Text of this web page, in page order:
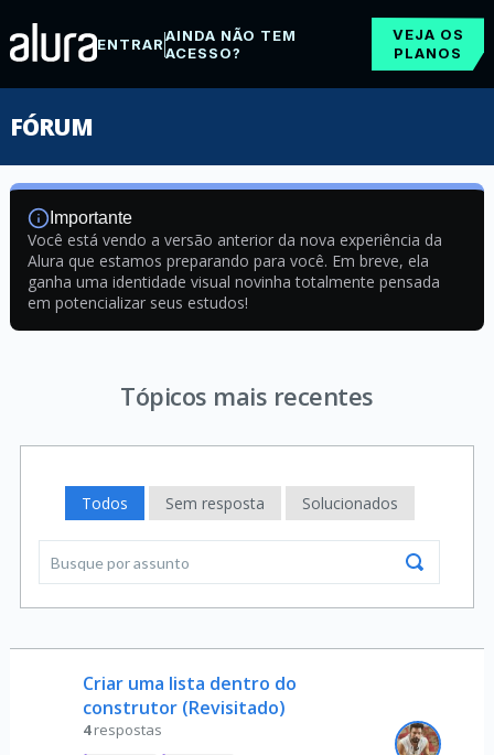
ENTRARAINDA NÃO TEM
ACESSO?
VEJA OS
PLANOS
FÓRUM
Importante
Você está vendo a versão anterior da nova experiência da
Alura que estamos preparando para você. Em breve, ela
ganha uma identidade visual novinha totalmente pensada
em potencializar seus estudos!
Tópicos mais recentes
Todos Sem resposta Solucionados
Criar uma lista dentro do
construtor (Revisitado)
4 respostas